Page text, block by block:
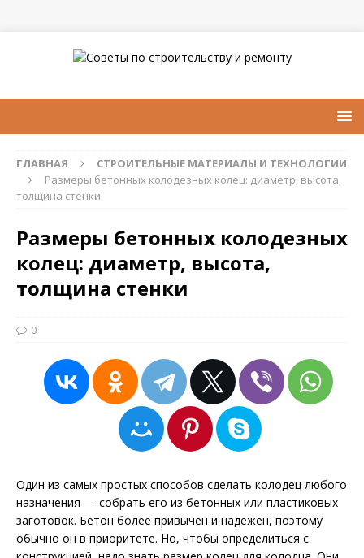
ГЛАВНАЯ
СТРОИТЕЛЬНЫЕ МАТЕРИАЛЫ И ТЕХНОЛОГИИ
Размеры бетонных колодезных колец: диаметр, высота,
толщина стенки
Размеры бетонных колодезных
колец: диаметр, высота,
толщина стенки
0
Один из самых простых способов сделать колодец любого
назначения — собрать его из бетонных или пластиковых
заготовок. Бетон более привычен и надежен, поэтому
обычно он в приоритете. Но, чтобы определиться с